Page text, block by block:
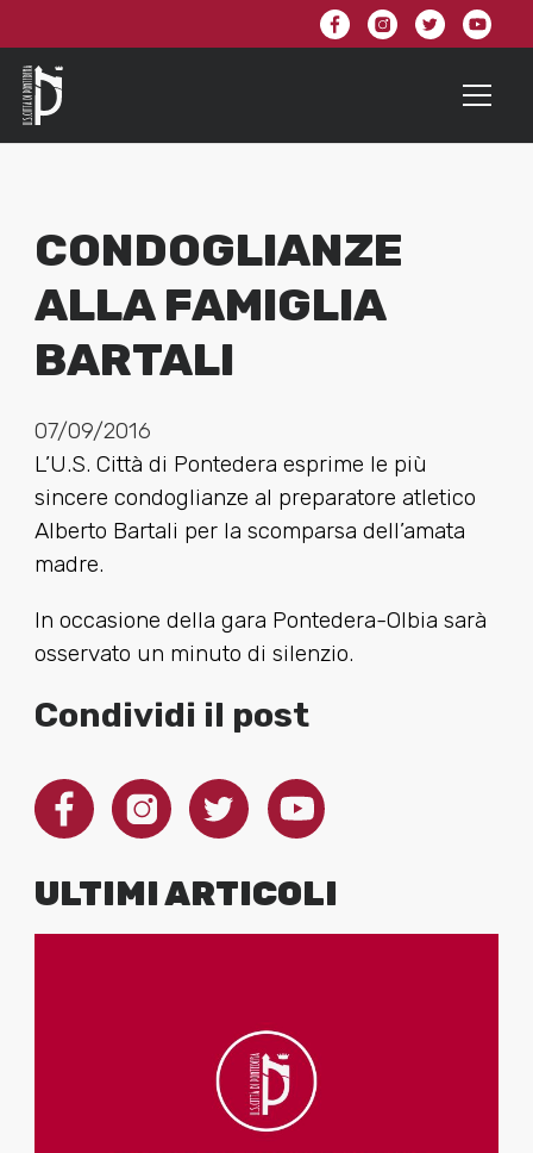
CONDOGLIANZE
ALLA FAMIGLIA
BARTALI
07/09/2016
L’U.S. Città di Pontedera esprime le più
sincere condoglianze al preparatore atletico
Alberto Bartali per la scomparsa dell’amata
madre.
In occasione della gara Pontedera-Olbia sarà
osservato un minuto di silenzio.
Condividi il post
ULTIMI ARTICOLI